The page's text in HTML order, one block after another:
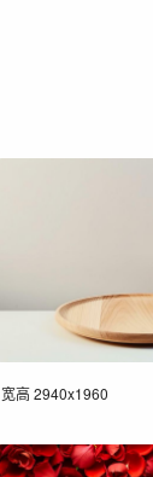
宽高 2940x1960